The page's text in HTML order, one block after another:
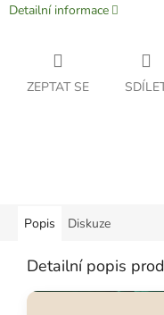
Detailní informace
ZEPTAT SE
Popis Diskuze
Detailní popis